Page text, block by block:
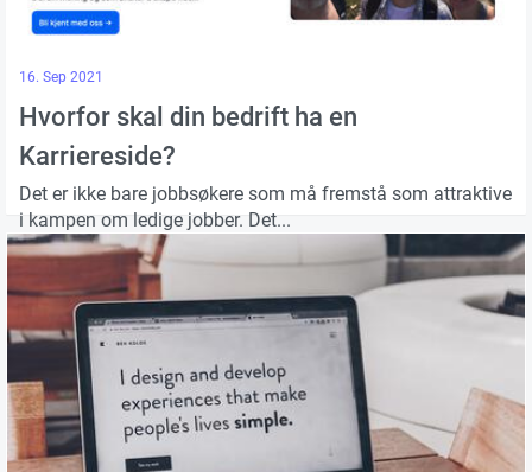
16. Sep 2021
Hvorfor skal din bedrift ha en
Karriereside?
Det er ikke bare jobbsøkere som må fremstå som attraktive
i kampen om ledige jobber. Det...